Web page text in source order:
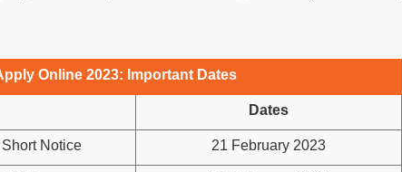
Online 2023: Important Dates
Dates
Notice 21 February 2023